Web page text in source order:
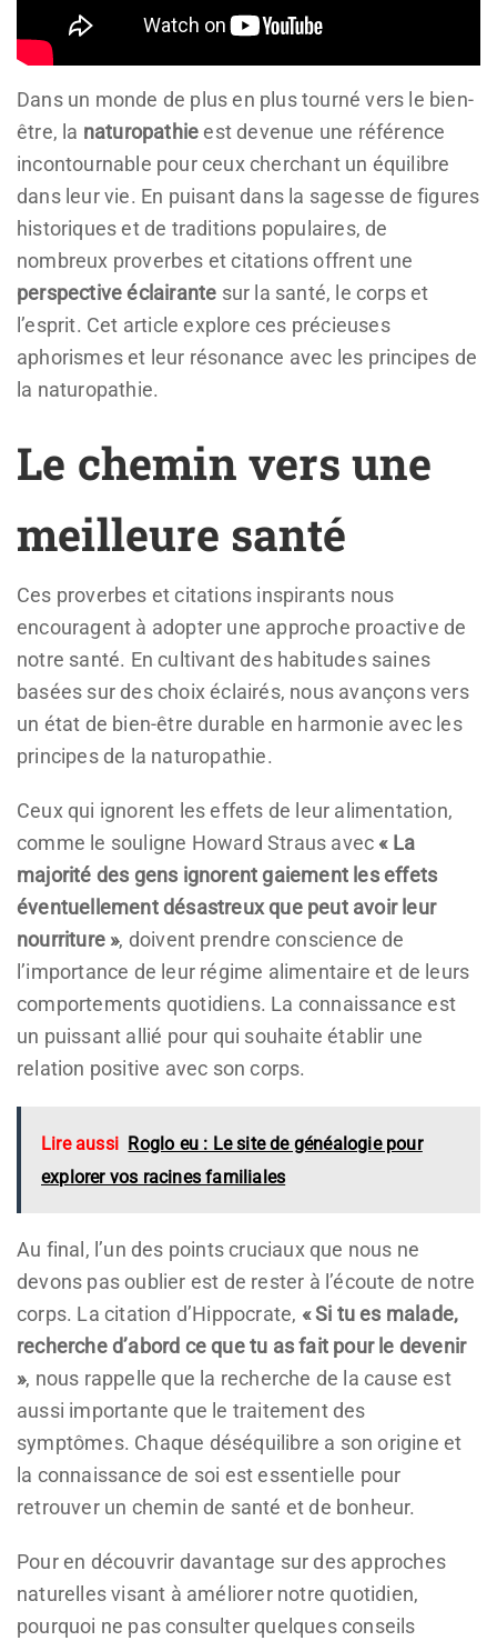
Dans un monde de plus en plus tourné vers le bien-
être, la naturopathieest devenue une référence
incontournable pour ceux cherchant un équilibre
dans leur vie. En puisant dans la sagesse de figures
historiques et de traditions populaires, de
nombreux proverbes et citations offrent une
perspective éclairante sur la santé, le corps et
l’esprit. Cet article explore ces précieuses
aphorismes et leur résonance avec les principes de
la naturopathie.
Le chemin vers une
meilleure santé
Ces proverbes et citations inspirants nous
encouragent à adopter une approche proactive de
notre santé. En cultivant des habitudes saines
basées sur des choix éclairés, nous avançons vers
un état de bien-être durable en harmonie avec les
principes de la naturopathie.
Ceux qui ignorent les effets de leur alimentation,
comme le souligne Howard Straus avec « La
majorité des gens ignorent gaiement les effets
éventuellement désastreux que peut avoir leur
nourriture », doivent prendre conscience de
l’importance de leur régime alimentaire et de leurs
comportements quotidiens. La connaissance est
un puissant allié pour qui souhaite établir une
relation positive avec son corps.
Lire aussi Roglo eu : Le site de généalogie pour
explorer vos racines familiales
Au final, l’un des points cruciaux que nous ne
devons pas oublier est de rester à l’écoute de notre
corps. La citation d’Hippocrate, « Si tu es malade,
recherche d’abord ce que tu as fait pour le devenir
», nous rappelle que la recherche de la cause est
aussi importante que le traitement des
symptômes. Chaque déséquilibre a son origine et
la connaissance de soi est essentielle pour
retrouver un chemin de santé et de bonheur.
Pour en découvrir davantage sur des approches
naturelles visant à améliorer notre quotidien,
pourquoi ne pas consulter quelques conseils